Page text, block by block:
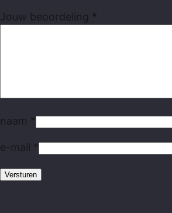
Jouw beoordeling *
naam *
e-mail *